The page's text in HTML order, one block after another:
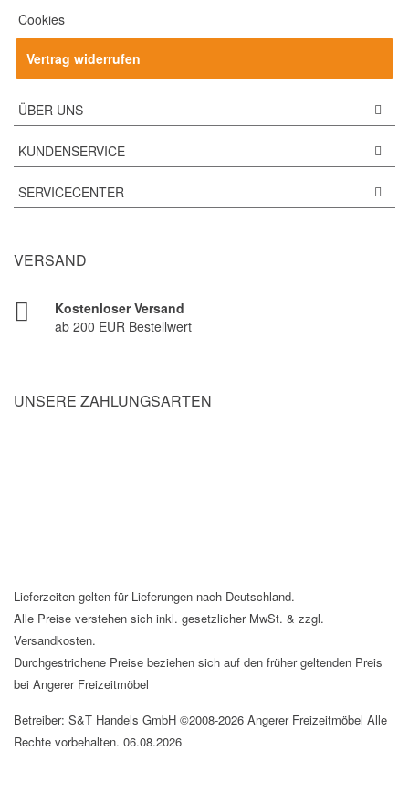
Cookies
Vertrag widerrufen
ÜBER UNS
KUNDENSERVICE
SERVICECENTER
VERSAND
Kostenloser Versand
ab 200 EUR Bestellwert
UNSERE ZAHLUNGSARTEN
Lieferzeiten gelten für Lieferungen nach Deutschland.
Alle Preise verstehen sich inkl. gesetzlicher MwSt. & zzgl.
Versandkosten.
Durchgestrichene Preise beziehen sich auf den früher geltenden Preis
bei Angerer Freizeitmöbel
Betreiber: S&T Handels GmbH ©2008-2026 Angerer Freizeitmöbel Alle
Rechte vorbehalten. 06.08.2026